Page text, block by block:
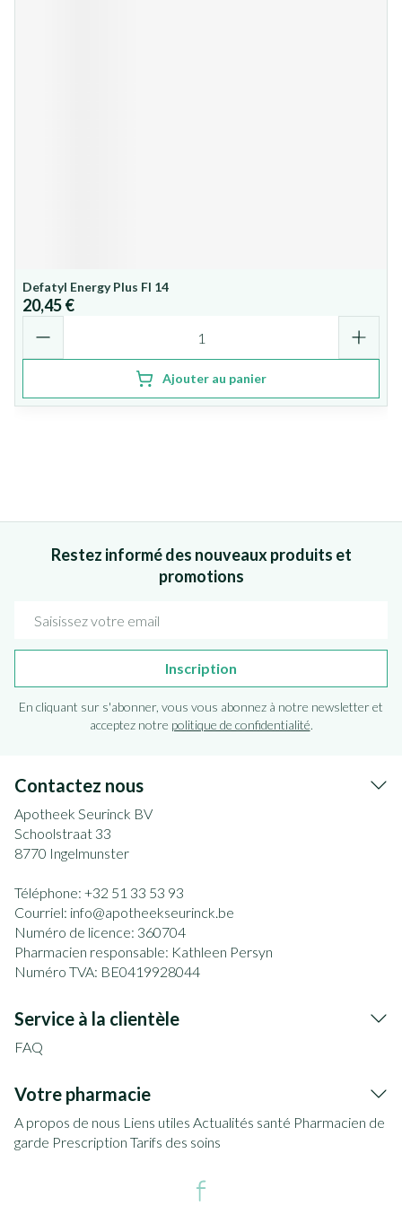
Defatyl Energy Plus Fl 14
20,45 €
Ajouter au panier
Restez informé des nouveaux produits et
promotions
Inscription
En cliquant sur s'abonner, vous vous abonnez à notre newsletter et
acceptez notre politique de confidentialité.
Contactez nous
Apotheek Seurinck BV
Schoolstraat 33
8770 Ingelmunster
Téléphone: +32 51 33 53 93
Courriel: info@apotheekseurinck.be
Numéro de licence: 360704
Pharmacien responsable: Kathleen Persyn
Numéro TVA: BE0419928044
Service à la clientèle
FAQ
Votre pharmacie
A propos de nous Liens utiles Actualités santé Pharmacien de
garde Prescription Tarifs des soins